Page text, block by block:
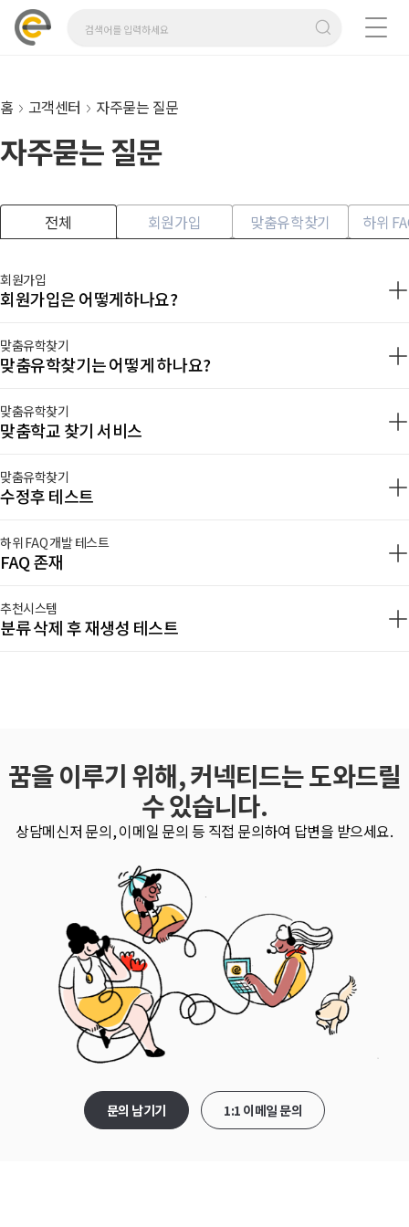
홈 고객센터 자주묻는 질문
자주묻는 질문
전체 회원가입 맞춤유학찾기 하위
회원가입
회원가입은 어떻게하나요?
맞춤유학찾기
맞춤유학찾기는 어떻게 하나요?
맞춤유학찾기
맞춤학교 찾기 서비스
맞춤유학찾기
수정후 테스트
하위 FAQ 개발 테스트
FAQ 존재
추천시스템
분류 삭제 후 재생성 테스트
꿈을 이루기 위해, 커넥티드는 도와드릴
수 있습니다.
상담메신저 문의, 이메일 문의 등 직접 문의하여 답변을 받으세요.
문의 남기기 1:1 이메일 문의